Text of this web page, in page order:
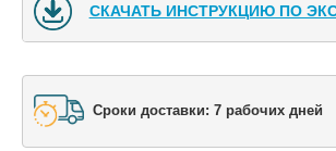
СКАЧАТЬ ИНСТРУКЦИЮ ПО
Сроки доставки: 7 рабочих дней